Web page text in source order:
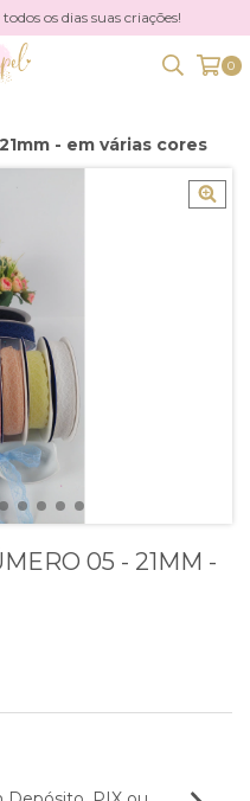
os dias suas criações!
0
- em várias cores
05 - 21MM -